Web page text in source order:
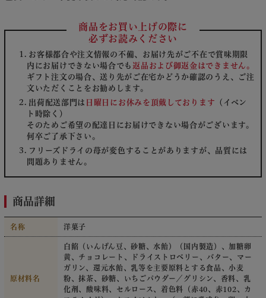
商品をお買い上げの際に
必ずお読みください
お客様都合や注文情報の不備、お届け先がご不在で賞味期限
内にお届けできない場合でも返品および御返金はできません。
ギフト注文の場合、送り先がご在宅かどうか確認のうえ、ご注
文いただくことをお勧めします。
出荷配送部門は 日曜日にお休みを頂戴しております （イベン
ト時除く）
そのためご希望の配達日にお届けできない場合がございます。
何卒ご了承下さい。
フリーズドライの苺が変色することがありますが、品質には
問題ありません。
商品詳細
名称 洋菓子
原材料名
白餡（いんげん豆、砂糖、水飴）（国内製造）、加糖卵
黄、チョコレート、ドライストロベリー、バター、マー
ガリン、還元水飴、乳等を主要原料とする食品、小麦
粉、抹茶、砂糖、いちごパウダー／グリシン、香料、乳
化剤、酸味料、セルロース、着色料（赤40、赤102、カ